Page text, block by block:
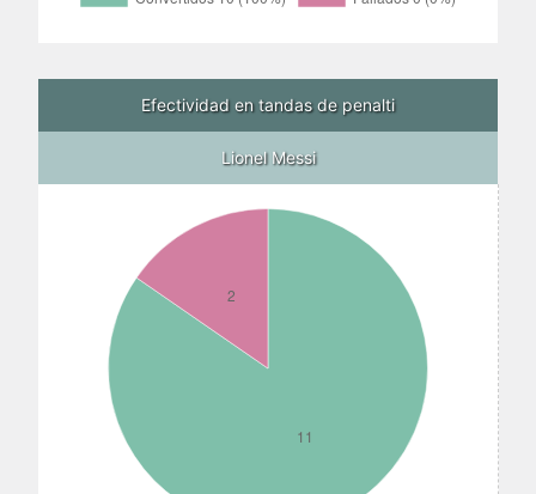
Efectividad en tandas de penalti
Lionel Messi